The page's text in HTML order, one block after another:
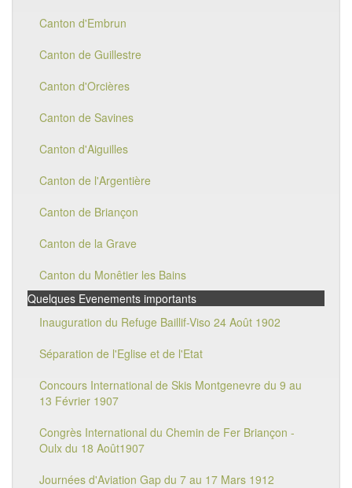
Canton d'Embrun
Canton de Guillestre
Canton d'Orcières
Canton de Savines
Canton d'Aiguilles
Canton de l'Argentière
Canton de Briançon
Canton de la Grave
Canton du Monêtier les Bains
Quelques Evenements importants
Inauguration du Refuge Baillif-Viso 24 Août 1902
Séparation de l'Eglise et de l'Etat
Concours International de Skis Montgenevre du 9 au
13 Février 1907
Congrès International du Chemin de Fer Briançon -
Oulx du 18 Août1907
Journées d'Aviation Gap du 7 au 17 Mars 1912